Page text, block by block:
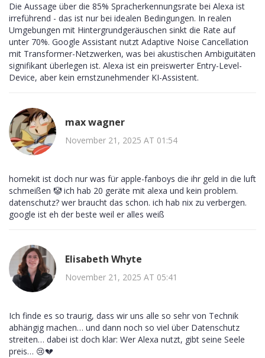
Die Aussage über die 85% Spracherkennungsrate bei Alexa ist
irreführend - das ist nur bei idealen Bedingungen. In realen
Umgebungen mit Hintergrundgeräuschen sinkt die Rate auf
unter 70%. Google Assistant nutzt Adaptive Noise Cancellation
mit Transformer-Netzwerken, was bei akustischen Ambiguitäten
signifikant überlegen ist. Alexa ist ein preiswerter Entry-Level-
Device, aber kein ernstzunehmender KI-Assistent.
max wagner
November 21, 2025 AT 01:54
homekit ist doch nur was für apple-fanboys die ihr geld in die luft
schmeißen 🤡 ich hab 20 geräte mit alexa und kein problem.
datenschutz? wer braucht das schon. ich hab nix zu verbergen.
google ist eh der beste weil er alles weiß
Elisabeth Whyte
November 21, 2025 AT 05:41
Ich finde es so traurig, dass wir uns alle so sehr von Technik
abhängig machen… und dann noch so viel über Datenschutz
streiten… dabei ist doch klar: Wer Alexa nutzt, gibt seine Seele
preis… 😢💔